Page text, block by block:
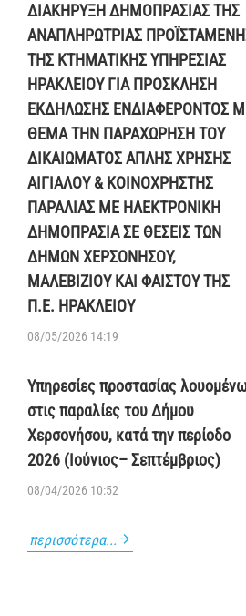
ΔΙΑΚΗΡΥΞΗ ΔΗΜΟΠΡΑΣΙΑΣ ΤΗΣ
ΑΝΑΠΛΗΡΩΤΡΙΑΣ
ΤΗΣ ΚΤΗΜΑΤΙΚΗΣ ΥΠΗΡΕΣΙΑΣ
ΗΡΑΚΛΕΙΟΥ ΓΙΑ ΠΡΟΣΚΛΗΣΗ
ΕΚΔΗΛΩΣΗΣ ΕΝΔΙΑΦΕΡΟΝΤΟΣ
ΘΕΜΑ ΤΗΝ ΠΑΡΑΧΩΡΗΣΗ ΤΟΥ
ΔΙΚΑΙΩΜΑΤΟΣ ΑΠΛΗΣ ΧΡΗΣΗΣ
ΑΙΓΙΑΛΟΥ & ΚΟΙΝΟΧΡΗΣΤΗΣ
ΠΑΡΑΛΙΑΣ ΜΕ ΗΛΕΚΤΡΟΝΙΚΗ
ΔΗΜΟΠΡΑΣΙΑ ΣΕ ΘΕΣΕΙΣ ΤΩΝ
ΔΗΜΩΝ ΧΕΡΣΟΝΗΣΟΥ,
ΜΑΛΕΒΙΖΙΟΥ ΚΑΙ ΦΑΙΣΤΟΥ ΤΗΣ
Π.Ε. ΗΡΑΚΛΕΙΟΥ
08/05/2026 14:19
Υπηρεσίες προστασίας
στις παραλίες του Δήμου
Χερσονήσου, κατά την περίοδο
2026 (Ιούνιος– Σεπτέμβριος)
08/04/2026 10:52
περισσότερα...